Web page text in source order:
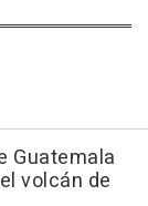
Guatemala
volcán de